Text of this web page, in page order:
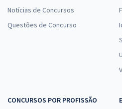
Notícias de Concursos
Questões de Concurso
CONCURSOS POR PROFISSÃO